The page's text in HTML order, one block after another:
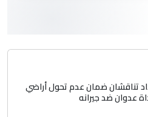
للعراق ومن اصول عريقة
على صدام حسين سل
كامل)
تناقشان ضمان عدم تحول أراضي
عدوان ضد جيرانه